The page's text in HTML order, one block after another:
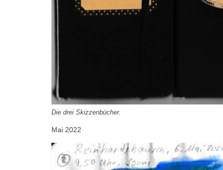
Die drei Skizzenbücher.
Mai 2022